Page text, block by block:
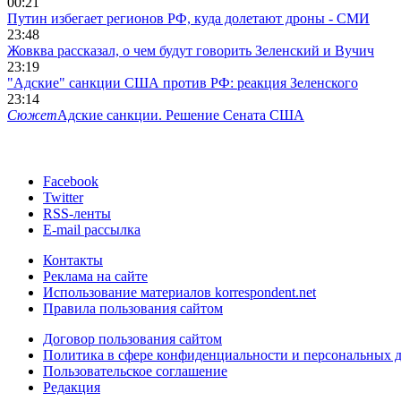
Путин избегает регионов РФ, куда долетают дроны - СМИ
23:48
Жовква рассказал, о чем будут говорить Зеленский и Вучич
23:19
"Адские" санкции США против РФ: реакция Зеленского
23:14
СюжетАдские санкции. Решение Сената США
Facebook
Twitter
RSS-ленты
E-mail рассылка
Контакты
Реклама на сайте
Использование материалов korrespondent.net
Правила пользования сайтом
Договор пользования сайтом
Политика в сфере конфиденциальности и персональных
Пользовательское соглашение
Редакция